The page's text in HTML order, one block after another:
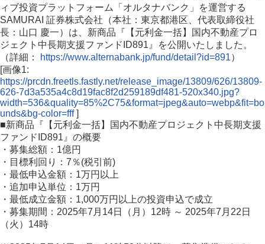
ィブ投資プラットフォーム「オルタナバンク」を運営する
SAMURAI 証券株式会社（本社：東京都港区、代表取締役社
長：山口 慶一）は、新商品『【元利金一括】国内不動産プロ
ジェクト中長期支援ファンドID891』を公開いたしました。
（詳細：
https://www.alternabank.jp/fund/detail?id=891）
[画像1:
https://prcdn.freetls.fastly.net/release_image/13809/626/13809-
626-7d3a535a4c8d19fac8f2d259189df481-520x340.jpg?
width=536&quality=85%2C75&format=jpeg&auto=webp&fit=bo
unds&bg-color=fff]
■新商品『【元利金一括】国内不動産プロジェクト中長期支援
ファンドID891』の概要
・募集総額：1億円
・目標利回り：7％(税引前)
・最低申込金額：1万円以上
・追加申込単位：1万円
・最低成立金額：1,000万円以上の投資申込で成立
・募集期間：2025年7月14日（月）12時 ～ 2025年7月22日
（火）14時